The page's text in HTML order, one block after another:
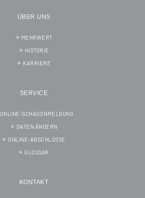
ÜBER UNS
MEHRWERT
HISTORIE
KARRIERE
SERVICE
ONLINE-SCHADENMELDUNG
DATEN ÄNDERN
ONLINE-ABSCHLÜSSE
GLOSSAR
KONTAKT